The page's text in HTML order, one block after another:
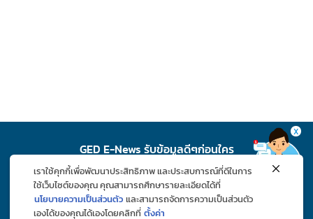
GED E-News รับข้อมูลดีๆก่อนใคร
X
เราใช้คุกกี้เพื่อพัฒนาประสิทธิภาพ และประสบการณ์ที่ดีในการ
ใช้เว็บไซต์ของคุณ คุณสามารถศึกษารายละเอียดได้ที่
นโยบายความเป็นส่วนตัว และสามารถจัดการความเป็นส่วนตัว
เองได้ของคุณได้เองโดยคลิกที่ ตั้งค่า